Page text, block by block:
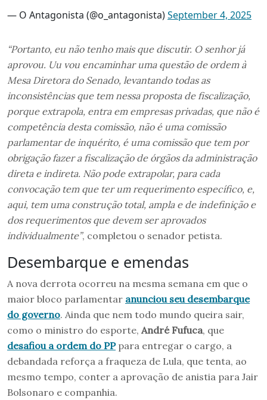
— O Antagonista (@o_antagonista)September 4, 2025
“Portanto, eu não tenho mais que discutir. O senhor já
aprovou. Uu vou encaminhar uma questão de ordem à
Mesa Diretora do Senado, levantando todas as
inconsistências que tem nessa proposta de fiscalização,
porque extrapola, entra em empresas privadas, que não é
competência desta comissão, não é uma comissão
parlamentar de inquérito, é uma comissão que tem por
obrigação fazer a fiscalização de órgãos da administração
direta e indireta. Não pode extrapolar, para cada
convocação tem que ter um requerimento específico, e,
aqui, tem uma construção total, ampla e de indefinição e
dos requerimentos que devem ser aprovados
individualmente”, completou o senador petista.
Desembarque e emendas
A nova derrota ocorreu na mesma semana em que o
maior bloco parlamentar anunciou seu desembarque
do governo. Ainda que nem todo mundo queira sair,
como o ministro do esporte, André Fufuca, que
desafiou a ordem do PPpara entregar o cargo, a
debandada reforça a fraqueza de Lula, que tenta, ao
mesmo tempo, conter a aprovação de anistia para Jair
Bolsonaro e companhia.